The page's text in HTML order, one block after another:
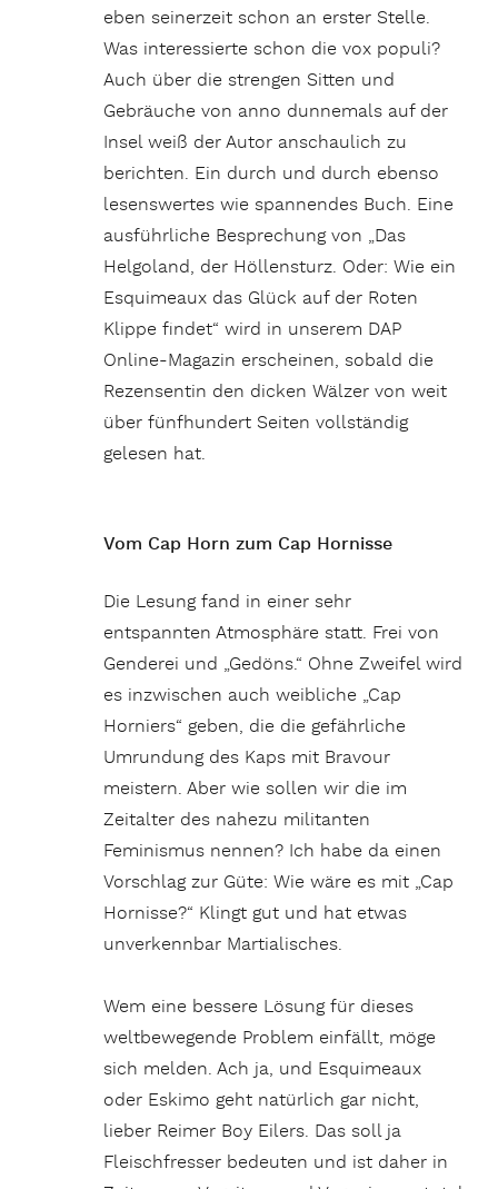
eben seinerzeit schon an erster Stelle.
Was interessierte schon die vox populi?
Auch über die strengen Sitten und
Gebräuche von anno dunnemals auf der
Insel weiß der Autor anschaulich zu
berichten. Ein durch und durch ebenso
lesenswertes wie spannendes Buch. Eine
ausführliche Besprechung von „Das
Helgoland, der Höllensturz. Oder: Wie ein
Esquimeaux das Glück auf der Roten
Klippe findet“ wird in unserem DAP
Online-Magazin erscheinen, sobald die
Rezensentin den dicken Wälzer von weit
über fünfhundert Seiten vollständig
gelesen hat.
Vom Cap Horn zum Cap Hornisse
Die Lesung fand in einer sehr
entspannten Atmosphäre statt. Frei von
Genderei und „Gedöns.“ Ohne Zweifel wird
es inzwischen auch weibliche „Cap
Horniers“ geben, die die gefährliche
Umrundung des Kaps mit Bravour
meistern. Aber wie sollen wir die im
Zeitalter des nahezu militanten
Feminismus nennen? Ich habe da einen
Vorschlag zur Güte: Wie wäre es mit „Cap
Hornisse?“ Klingt gut und hat etwas
unverkennbar Martialisches.
Wem eine bessere Lösung für dieses
weltbewegende Problem einfällt, möge
sich melden. Ach ja, und Esquimeaux
oder Eskimo geht natürlich gar nicht,
lieber Reimer Boy Eilers. Das soll ja
Fleischfresser bedeuten und ist daher in